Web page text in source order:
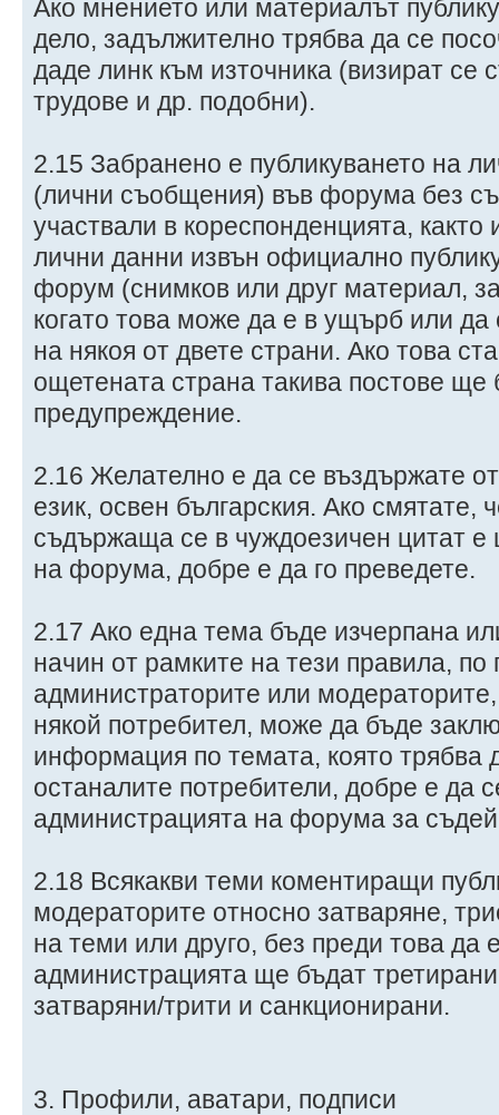
Ако мнението или материалът
дело, задължително трябва да се
даде линк към източника (визират се
трудове и др. подобни).
2.15 Забранено е публикуването на
(лични съобщения) във форума без
участвали в кореспонденцията,
лични данни извън официално
форум (снимков или друг материал,
когато това може да е в ущърб или да
на някоя от двете страни. Ако това
ощетената страна такива постове ще
предупреждение.
2.16 Желателно е да се въздържате
език, освен българския. Ако смятате,
съдържаща се в чуждоезичен цитат е
на форума, добре е да го преведете.
2.17 Ако една тема бъде изчерпана
начин от рамките на тези правила, по
администраторите или
някой потребител, може да бъде
информация по темата, която трябва
останалите потребители, добре е да
администрацията на форума за
2.18 Всякакви теми коментиращи
модераторите относно затваряне,
на теми или друго, без преди това да
администрацията ще бъдат
затваряни/трити и санкционирани.
3. Профили, аватари, подписи